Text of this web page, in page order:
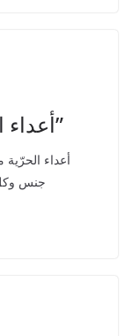
أعداء الحرّية (3) … “فؤاد العجباني”
أعداء
جنس